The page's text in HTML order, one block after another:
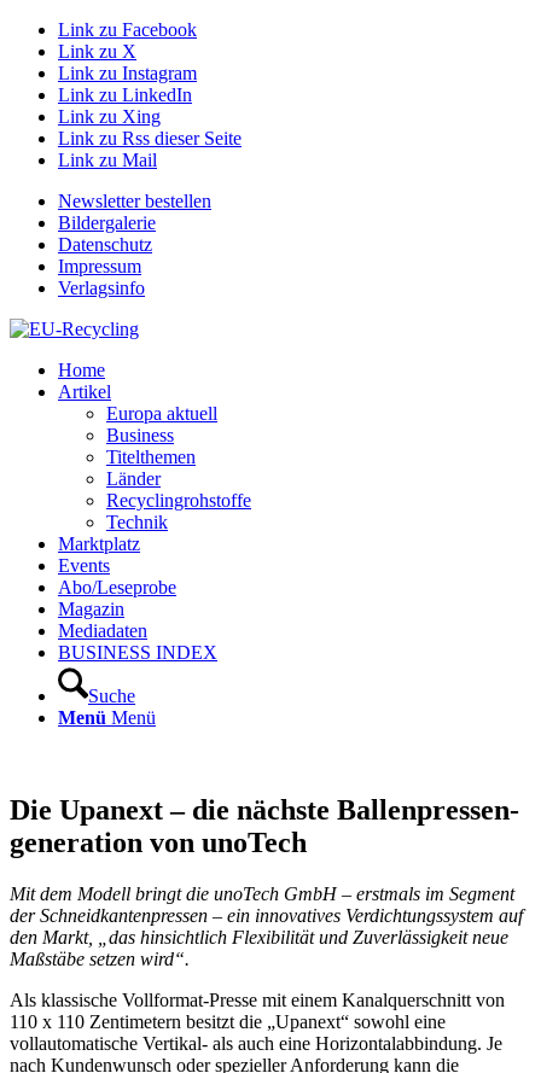
Link zu Facebook
Link zu X
Link zu Instagram
Link zu LinkedIn
Link zu Xing
Link zu Rss dieser Seite
Link zu Mail
Newsletter bestellen
Bildergalerie
Datenschutz
Impressum
Verlagsinfo
Home
Artikel
Europa aktuell
Business
Titelthemen
Länder
Recyclingrohstoffe
Technik
Marktplatz
Events
Abo/Leseprobe
Magazin
Mediadaten
BUSINESS INDEX
Suche
Menü Menü
Die Upanext – die nächste Ballenpressen­
generation von unoTech
Mit dem Modell bringt die unoTech GmbH – erstmals im Segment
der Schneidkantenpressen – ein innovatives Verdichtungssystem auf
den Markt, „das hinsichtlich Flexibilität und Zuverlässigkeit neue
Maßstäbe setzen wird“.
Als klassische Vollformat-Presse mit einem Kanalquerschnitt von
110 x 110 Zentimetern besitzt die „Upanext“ sowohl eine
vollautomatische Vertikal- als auch eine Horizontalabbindung. Je
nach Kundenwunsch oder spezieller Anforderung kann die